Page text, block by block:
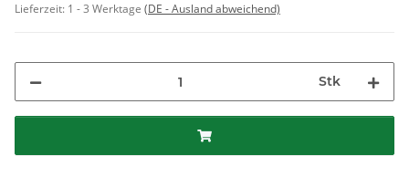
Lieferzeit: 1 - 3 Werktage (DE - Ausland abweichend)
Stk